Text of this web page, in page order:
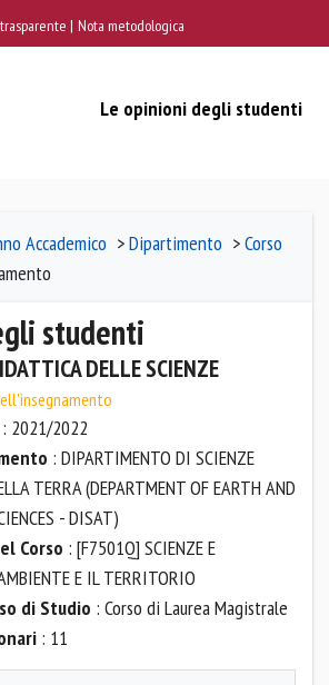
Nota metodologica
Le opinioni degli studenti
Accademico >Dipartimento >Corso
studenti
DELLE SCIENZE
: 2021/2022
: DIPARTIMENTO DI SCIENZE
TERRA (DEPARTMENT OF EARTH AND
- DISAT)
Corso : [F7501Q] SCIENZE E
E IL TERRITORIO
di Studio : Corso di Laurea Magistrale
: 11